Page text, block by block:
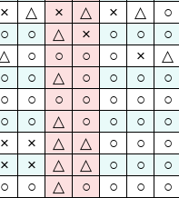
× △ × △ × △
○
○ ○ △ × ○ ○
○
△ ○ ○ ○ ○ ×
△
○ ○ △ ○ ○ ○
○
○ ○ ○ ○ ○ ○
○
○ ○ △ ○ ○ ○
○
× × △ △ ○ ○
○
× × △ △ ○ ○
○
○ ○ △ ○ ○ ○
○